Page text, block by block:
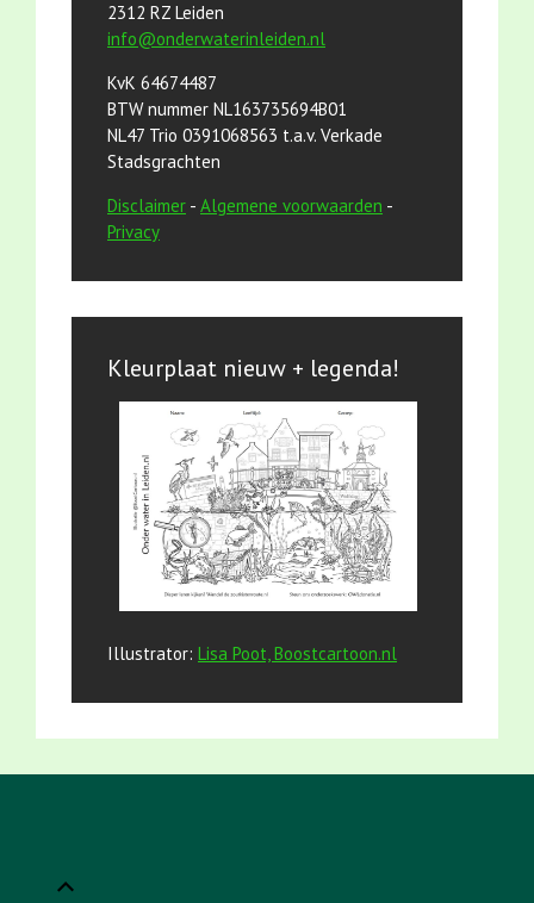
2312 RZ Leiden
info@onderwaterinleiden.nl
KvK 64674487
BTW nummer NL163735694B01
NL47 Trio 0391068563 t.a.v. Verkade
Stadsgrachten
Disclaimer - Algemene voorwaarden -
Privacy
Kleurplaat nieuw + legenda!
Illustrator: Lisa Poot, Boostcartoon.nl